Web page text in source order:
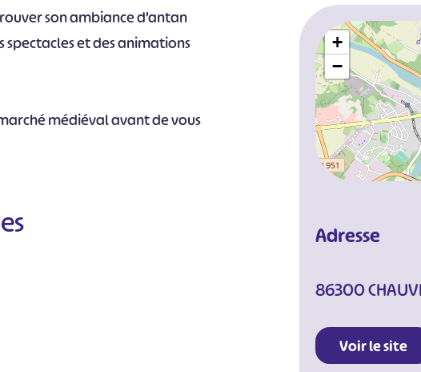
son ambiance d’antan
spectacles et des animations
médiéval avant de vous
+
−
Adresse
86300
Voir le site